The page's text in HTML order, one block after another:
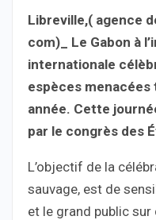
Libreville,( agence
com)_ Le Gabon à
internationale
espèces menacées
année. Cette
par le congrès des
L’objectif de la
sauvage, est de
et le grand public